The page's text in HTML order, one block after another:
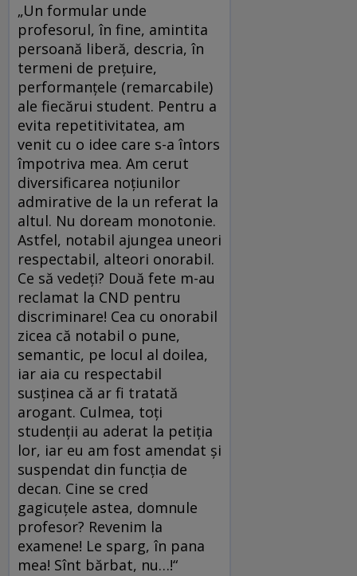
„Un formular unde
profesorul, în fine, amintita
persoană liberă, descria, în
termeni de prețuire,
performanțele (remarcabile)
ale fiecărui student. Pentru a
evita repetitivitatea, am
venit cu o idee care s-a întors
împotriva mea. Am cerut
diversificarea noțiunilor
admirative de la un referat la
altul. Nu doream monotonie.
Astfel, notabil ajungea uneori
respectabil, alteori onorabil.
Ce să vedeți? Două fete m-au
reclamat la CND pentru
discriminare! Cea cu onorabil
zicea că notabil o pune,
semantic, pe locul al doilea,
iar aia cu respectabil
susținea că ar fi tratată
arogant. Culmea, toți
studenții au aderat la petiția
lor, iar eu am fost amendat și
suspendat din funcția de
decan. Cine se cred
gagicuțele astea, domnule
profesor? Revenim la
examene! Le sparg, în pana
mea! Sînt bărbat, nu…!“